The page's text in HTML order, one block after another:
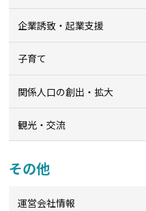
企業誘致・起業支援
子育て
関係人口の創出・拡大
観光・交流
その他
運営会社情報